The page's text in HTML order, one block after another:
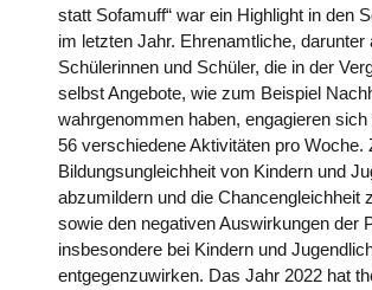
statt Sofamuff“ war ein Highlight in den
im letzten Jahr. Ehrenamtliche, darunter
Schülerinnen und Schüler, die in der
selbst Angebote, wie zum Beispiel
wahrgenommen haben, engagieren
56 verschiedene Aktivitäten pro Woche.
Bildungsungleichheit von Kindern und
abzumildern und die Chancengleichheit
sowie den negativen Auswirkungen der
insbesondere bei Kindern und
entgegenzuwirken. Das Jahr 2022 hat